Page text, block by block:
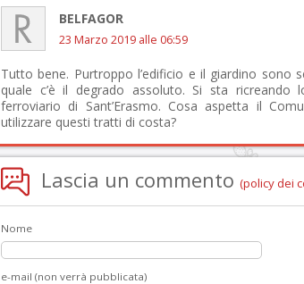
BELFAGOR
23 Marzo 2019 alle 06:59
Tutto bene. Purtroppo l’edificio e il giardino sono
quale c’è il degrado assoluto. Si sta ricreando
ferroviario di Sant’Erasmo. Cosa aspetta il
utilizzare questi tratti di costa?
Lascia un commento (policy dei
Nome
e-mail (non verrà pubblicata)